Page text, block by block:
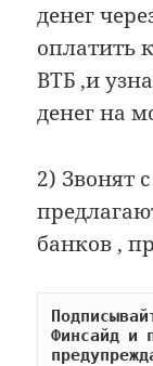
денег
оплатить
ВТБ ,и
денег на
2) Звонят
банков ,
Финсайд и